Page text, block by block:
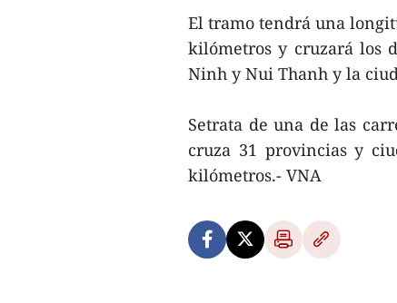
El tramo tendrá una
kilómetros y cruzará los
Ninh y Nui Thanh y la
Setrata de una de las
cruza 31 provincias y
kilómetros.- VNA